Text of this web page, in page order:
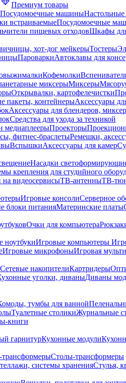
Премиум товары
Посудомоечные машины
встраиваемыеПосудомоечные
пищевых отходовШкафы
хот-дог мейкерыТостеры
ПароваркиАвтоклавы для
Кофемолки
миксерыМиксеры
Открывалки, картофелечистки
пакеты, контейнерыАксессуары
Аксессуары для блендеров,
Средства для ухода за техникой
медиаплеерыПроекторы
фитнес-браслетыРемешки,
ВспышкиАксессуары для камер
Насадки
крепления для студийного
видеосервисыТВ-антенныТВ-
Игровые консолиСерверное
блоки питанияМатеринские платы
Очки для компьютера
ноутбукиИгровые компьютеры
Игровые микрофоныИгровая
Сетевые накопителиКартридеры
уголки, диваныДиваны
тумбы для ванной
Туалетные столикиЖурнальные
книги
гарнитурКухонные модули
трансформерыСтолы-трансформеры
системы храненияСтулья,